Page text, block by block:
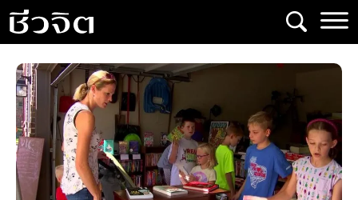
Skip
to
content